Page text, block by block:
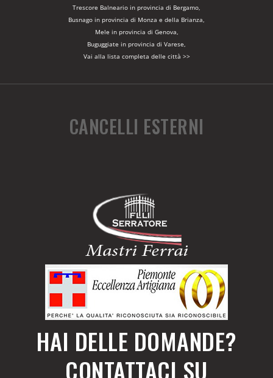
Trescore Balneario in provincia di Bergamo,
Busnago in provincia di Monza e della Brianza,
Mele in provincia di Genova,
Buguggiate in provincia di Varese,
Vai alla lista completa delle città >>
CANCELLI ESTERNI
HAI DELLE DOMANDE?
CONTATTACI SU